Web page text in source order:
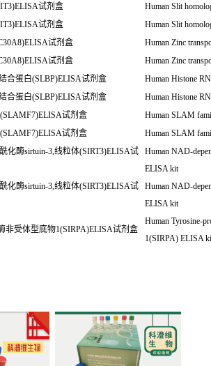
试剂盒
Human Slit
试剂盒
Human Slit
试剂盒
Human Zinc
试剂盒
Human Zinc
合蛋白(SLBP)ELISA试剂盒
Human Histone
合蛋白(SLBP)ELISA试剂盒
Human Histone
试剂盒
Human SLAM
试剂盒
Human SLAM
化酶sirtuin-3,线粒体(SIRT3)ELISA试
Human NAD-
ELISA kit
化酶sirtuin-3,线粒体(SIRT3)ELISA试
Human NAD-
ELISA kit
非受体型底物1(SIRPA)ELISA试剂盒
Human Tyrosine-
1(SIRPA) ELISA